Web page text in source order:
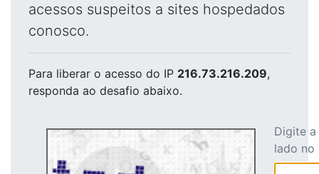
acessos suspeitos a sites hospedados
conosco.
Para liberar o acesso do IP 216.73.216.209,
responda ao desafio abaixo.
Digite
lado no